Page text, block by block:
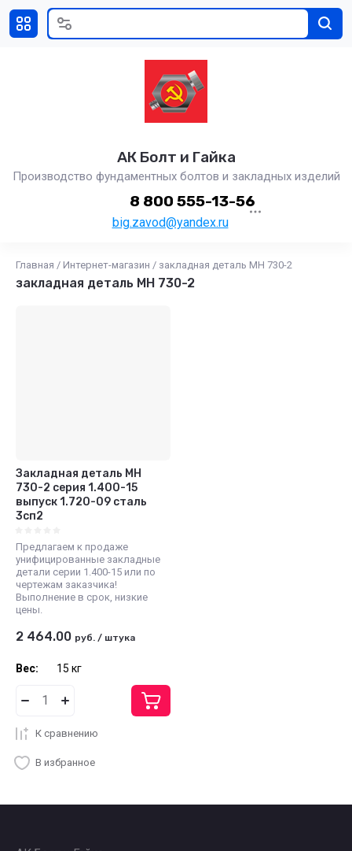
АК Болт и Гайка
Производство фундаментных болтов и закладных изделий
big.zavod@yandex.ru
8 800 555-13-56
Главная / Интернет-магазин / закладная деталь МН 730-2
закладная деталь МН 730-2
Закладная деталь МН
730-2 серия 1.400-15
выпуск 1.720-09 сталь
3сп2
Предлагаем к продаже
унифицированные закладные
детали серии 1.400-15 или по
чертежам заказчика!
Выполнение в срок, низкие
цены.
2 464.00 руб. / штука
Вес: 15 кг
К сравнению
В избранное